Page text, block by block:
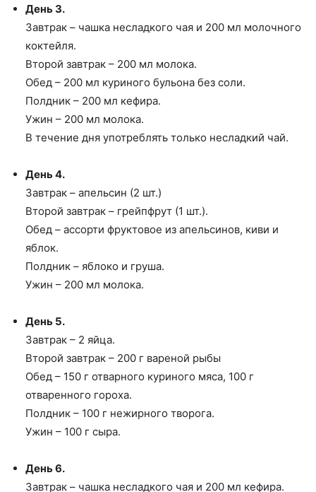
День 3.
Завтрак – чашка несладкого чая и 200 мл молочного
коктейля.
Второй завтрак – 200 мл молока.
Обед – 200 мл куриного бульона без соли.
Полдник – 200 мл кефира.
Ужин – 200 мл молока.
В течение дня употреблять только несладкий чай.
День 4.
Завтрак – апельсин (2 шт.)
Второй завтрак – грейпфрут (1 шт.).
Обед – ассорти фруктовое из апельсинов, киви и
яблок.
Полдник – яблоко и груша.
Ужин – 200 мл молока.
День 5.
Завтрак – 2 яйца.
Второй завтрак – 200 г вареной рыбы
Обед – 150 г отварного куриного мяса, 100 г
отваренного гороха.
Полдник – 100 г нежирного творога.
Ужин – 100 г сыра.
День 6.
Завтрак – чашка несладкого чая и 200 мл кефира.